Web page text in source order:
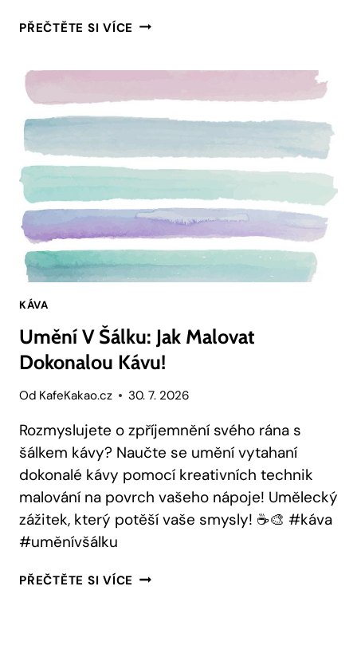
PŘEČTĚTE SI VÍCE STRUZKA
KÁVA
Umění V Šálku: Jak Malovat
Dokonalou Kávu!
Od KafeKakao.cz 30. 7. 2026
Rozmyslujete o zpříjemnění svého rána s
šálkem kávy? Naučte se umění vytahaní
dokonalé kávy pomocí kreativních technik
malování na povrch vašeho nápoje! Umělecký
zážitek, který potěší vaše smysly! ☕🎨 #káva
#uměnívšálku
PŘEČTĚTE SI VÍCE UMĚNÍ